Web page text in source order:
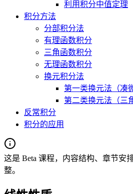
利用积分中值定理
积分方法
分部积分法
有理函数积分
三角函数积分
无理函数积分
换元积分法
第一类换元法（凑
第二类换元法（三
反常积分
积分的应用
这是 Beta 课程，内容结构、章节安
整。